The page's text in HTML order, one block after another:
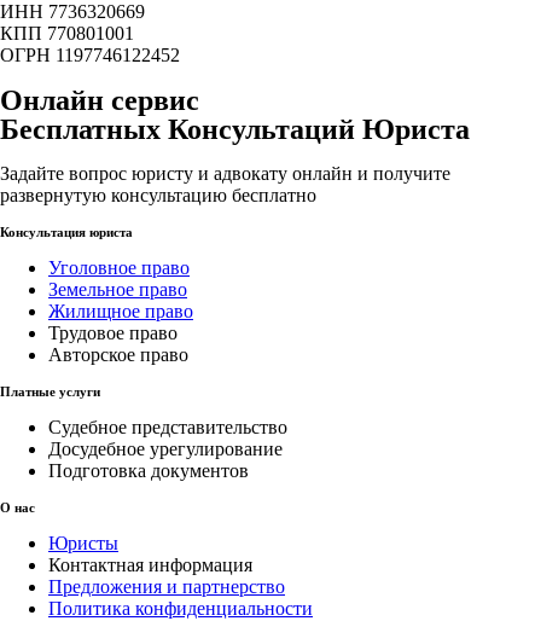
ИНН 7736320669
КПП 770801001
ОГРН 1197746122452
Онлайн сервис
Бесплатных Консультаций Юриста
Задайте вопрос юристу и адвокату онлайн и получите
развернутую консультацию бесплатно
Консультация юриста
Уголовное право
Земельное право
Жилищное право
Трудовое право
Авторское право
Платные услуги
Судебное представительство
Досудебное урегулирование
Подготовка документов
О нас
Юристы
Контактная информация
Предложения и партнерство
Политика конфиденциальности